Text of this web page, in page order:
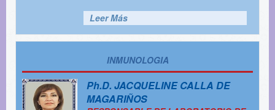
Leer Más
INMUNOLOGIA
Ph.D. JACQUELINE CALLA DE
MAGARIÑOS